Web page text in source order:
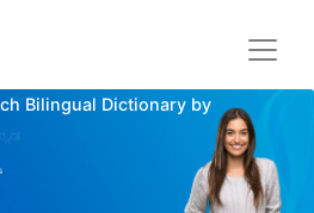
Bilingual Dictionary by